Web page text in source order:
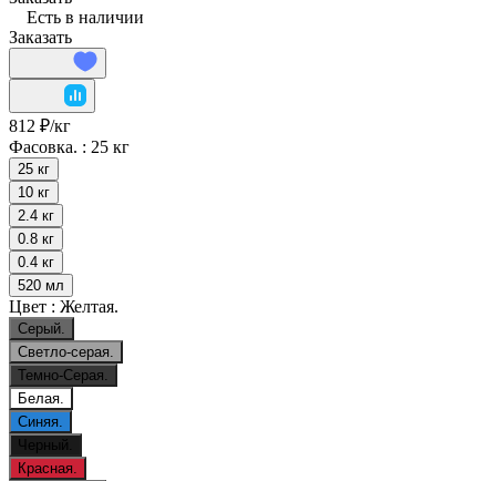
Есть в наличии
Заказать
812 ₽/кг
Фасовка. : 25 кг
25 кг
10 кг
2.4 кг
0.8 кг
0.4 кг
520 мл
Цвет : Желтая.
Серый.
Светло-серая.
Темно-Серая.
Белая.
Синяя.
Черный.
Красная.